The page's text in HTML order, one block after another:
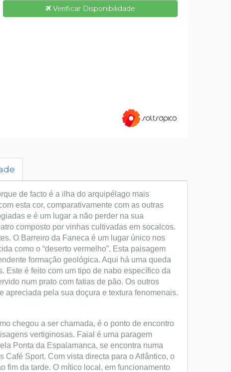
Verificar Disponibilidade
de facto é a ilha do arquipélago mais
esta cor, comparativamente com as outras
e é um lugar a não perder na sua
composto por vinhas cultivadas em socalcos.
O Barreiro da Faneca é um lugar único nos
como o “deserto vermelho”. Esta paisagem
formação geológica. Aqui há uma queda
Este é feito com um tipo de nabo específico da
num prato com fatias de pão. Os outros
apreciada pela sua doçura e textura fenomenais.
chegou a ser chamada, é o ponto de encontro
vertiginosas. Faial é uma paragem
Ponta da Espalamanca, se encontra numa
Café Sport. Com vista directa para o Atlântico, o
fim da tarde. O mítico local, em funcionamento